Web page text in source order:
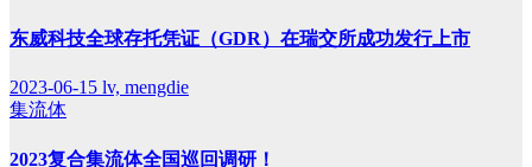
东威科技全球存托凭证（GDR）在瑞交所成功发行上市
2023-06-15 lv, mengdie
集流体
2023复合集流体全国巡回调研！